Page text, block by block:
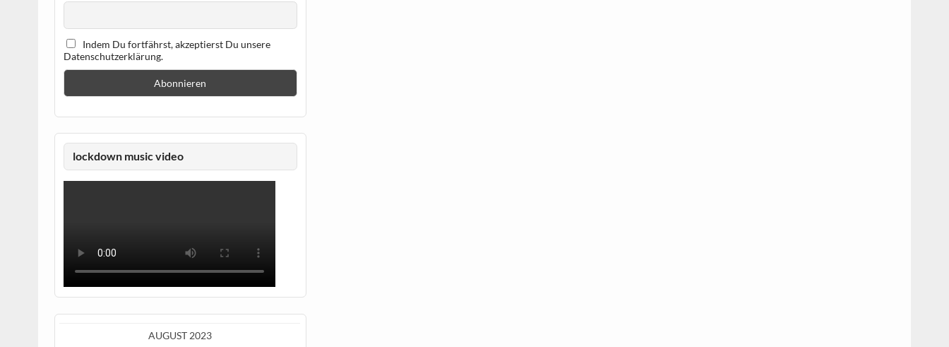
Indem Du fortfährst, akzeptierst Du unsere
Datenschutzerklärung.
lockdown music video
AUGUST 2023